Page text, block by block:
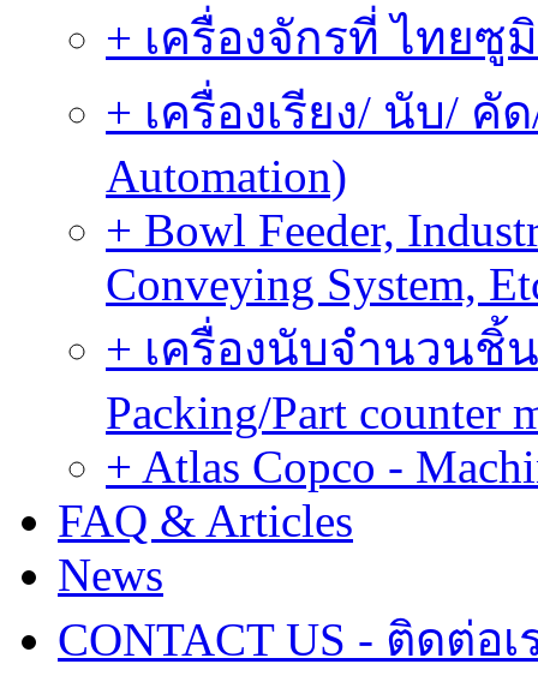
+ เครื่องจักรที่ ไทยซู
+ เครื่องเรียง/ นับ/ คั
Automation)
+ Bowl Feeder,
Conveying System,
+ เครื่องนับจำนวนชิ้
Packing/Part counter
+ Atlas Copco -
FAQ & Articles
News
CONTACT US - ติดต่อเ